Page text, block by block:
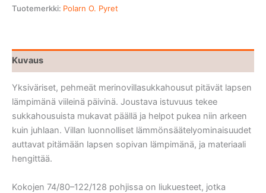
Tuotemerkki: Polarn O. Pyret
Kuvaus
Yksiväriset, pehmeät merinovillasukkahousut pitävät lapsen
lämpimänä viileinä päivinä. Joustava istuvuus tekee
sukkahousuista mukavat päällä ja helpot pukea niin arkeen
kuin juhlaan. Villan luonnolliset lämmönsäätelyominaisuudet
auttavat pitämään lapsen sopivan lämpimänä, ja materiaali
hengittää.
Kokojen 74/80–122/128 pohjissa on liukuesteet, jotka